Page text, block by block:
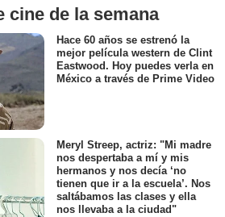
cine de la semana
Hace 60 años se estrenó la
mejor película western de Clint
Eastwood. Hoy puedes verla en
México a través de Prime Video
Meryl Streep, actriz: "Mi madre
nos despertaba a mí y mis
hermanos y nos decía ‘no
tienen que ir a la escuela’. Nos
saltábamos las clases y ella
nos llevaba a la ciudad"